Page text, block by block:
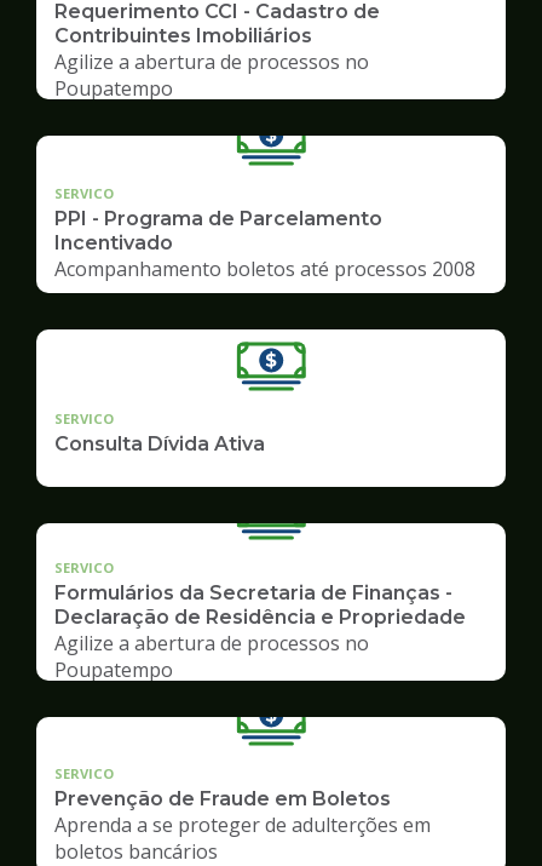
Requerimento CCI - Cadastro de
Contribuintes Imobiliários
Agilize a abertura de processos no
Poupatempo
SERVICO
PPI - Programa de Parcelamento
Incentivado
Acompanhamento boletos até processos 2008
SERVICO
Consulta Dívida Ativa
SERVICO
Formulários da Secretaria de Finanças -
Declaração de Residência e Propriedade
Agilize a abertura de processos no
Poupatempo
SERVICO
Prevenção de Fraude em Boletos
Aprenda a se proteger de adulterções em
boletos bancários